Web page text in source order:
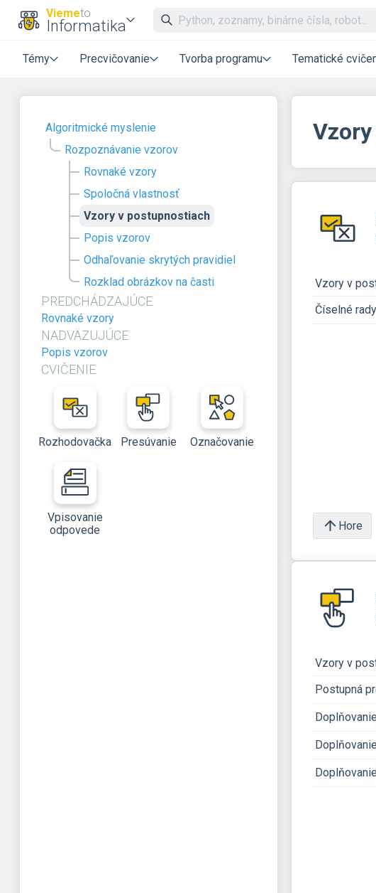
Viemeto
Informatika
Témy Precvičovanie Tvorba programu Tematické
Algoritmické myslenie
Rozpoznávanie vzorov
Rovnaké vzory
Spoločná vlastnosť
Vzory v postupnostiach
Popis vzorov
Odhaľovanie skrytých pravidiel
Rozklad obrázkov na časti
PREDCHÁDZAJÚCE
Rovnaké vzory
NADVÄZUJÚCE
Popis vzorov
CVIČENIE
Rozhodovačka Presúvanie Označovanie
Vpisovanie
odpovede
Vzory v
Číselné
Hore
Vzory v
Postupná